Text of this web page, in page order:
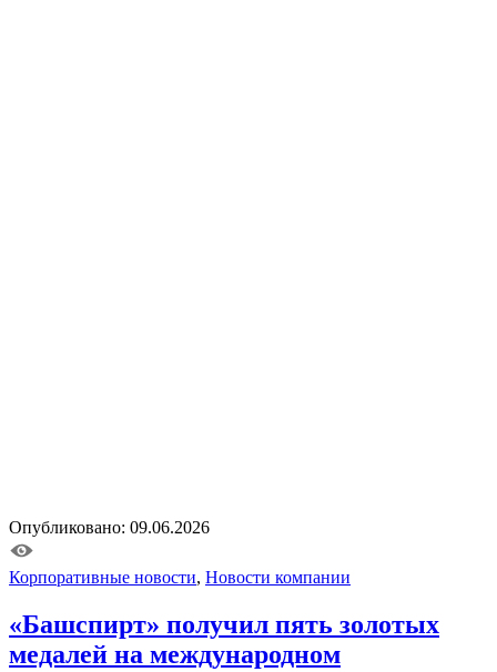
Опубликовано: 09.06.2026
Корпоративные новости, Новости компании
«Башспирт» получил пять золотых
медалей на международном